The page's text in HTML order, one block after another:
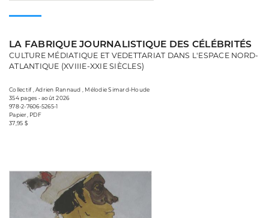
LA FABRIQUE JOURNALISTIQUE DES CÉLÉBRITÉS
CULTURE MÉDIATIQUE ET VEDETTARIAT DANS L'ESPACE NORD-
ATLANTIQUE (XVIIIE-XXIE SIÈCLES)
Collectif , Adrien Rannaud , Mélodie Simard-Houde
354 pages • août 2026
978-2-7606-5265-1
Papier, PDF
37,95 $